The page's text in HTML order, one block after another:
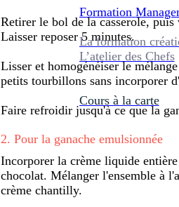
Formation
La formation
L’atelier des Chefs
Cours à la carte
Retirer le bol de la casserole,
Laisser reposer 5 minutes.
Lisser et homogénéiser le
petits tourbillons sans incorporer
Faire refroidir jusqu'à ce que la
2. Pour la ganache emulsionnée
Incorporer la crème liquide
chocolat. Mélanger l'ensemble à
crème chantilly.